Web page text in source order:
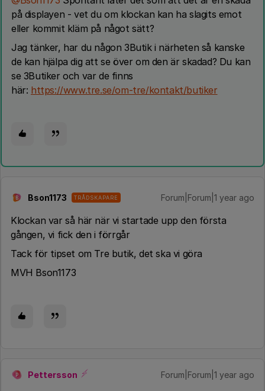
på displayen - vet du om klockan kan ha slagits emot
eller kommit kläm på något sätt?
Jag tänker, har du någon 3Butik i närheten så kanske
de kan hjälpa dig att se över om den är skadad? Du kan
se 3Butiker och var de finns
här: https://www.tre.se/om-tre/kontakt/butiker
B Bson1173 TRÅDSKAPARE Forum|Forum|1 year ago
Klockan var så här när vi startade upp den första
gången, vi fick den i förrgår
Tack för tipset om Tre butik, det ska vi göra
MVH Bson1173
P Pettersson Forum|Forum|1 year ago